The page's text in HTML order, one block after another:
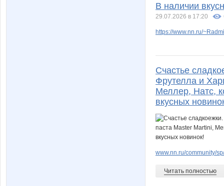
В наличии
29.07.2026 в 17:20
https://www.nn.ru/
Счастье
Фрутелла и
Меллер, Натс,
вкусных
www.nn.ru/community/
Читать полностью